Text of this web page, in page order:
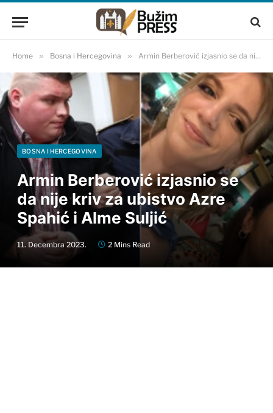
Home » Bosna i Hercegovina » Armin Berberović izjasnio se da nije kriv za ubistvo Azre Spahić i Alme Suljić
BOSNA I HERCEGOVINA
Armin Berberović izjasnio se
da nije kriv za ubistvo Azre
Spahić i Alme Suljić
11. Decembra 2023. 2 Mins Read